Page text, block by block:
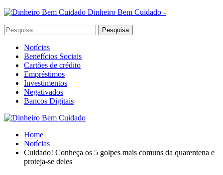
Dinheiro Bem Cuidado -
Notícias
Benefícios Sociais
Cartões de crédito
Empréstimos
Investimentos
Negativados
Bancos Digitais
Home
Notícias
Cuidado! Conheça os 5 golpes mais comuns da quarentena e
proteja-se deles